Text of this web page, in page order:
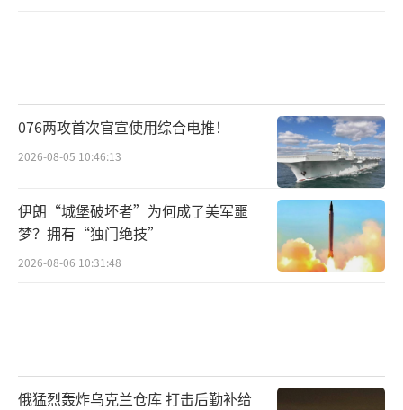
076两攻首次官宣使用综合电推！
2026-08-05 10:46:13
伊朗“城堡破坏者”为何成了美军噩
梦？拥有“独门绝技”
2026-08-06 10:31:48
俄猛烈轰炸乌克兰仓库 打击后勤补给